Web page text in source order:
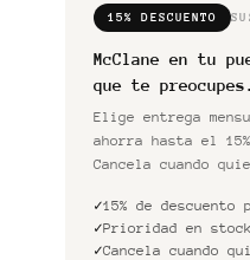
15% DESCUENTO
McClane en tu
que te preocupes.
Elige entrega
ahorra hasta el
Cancela cuando
✓15% de descuento
✓Prioridad en stock
✓Cancela cuando